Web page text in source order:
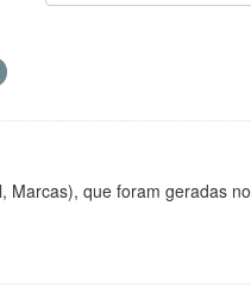
Marcas), que foram geradas no